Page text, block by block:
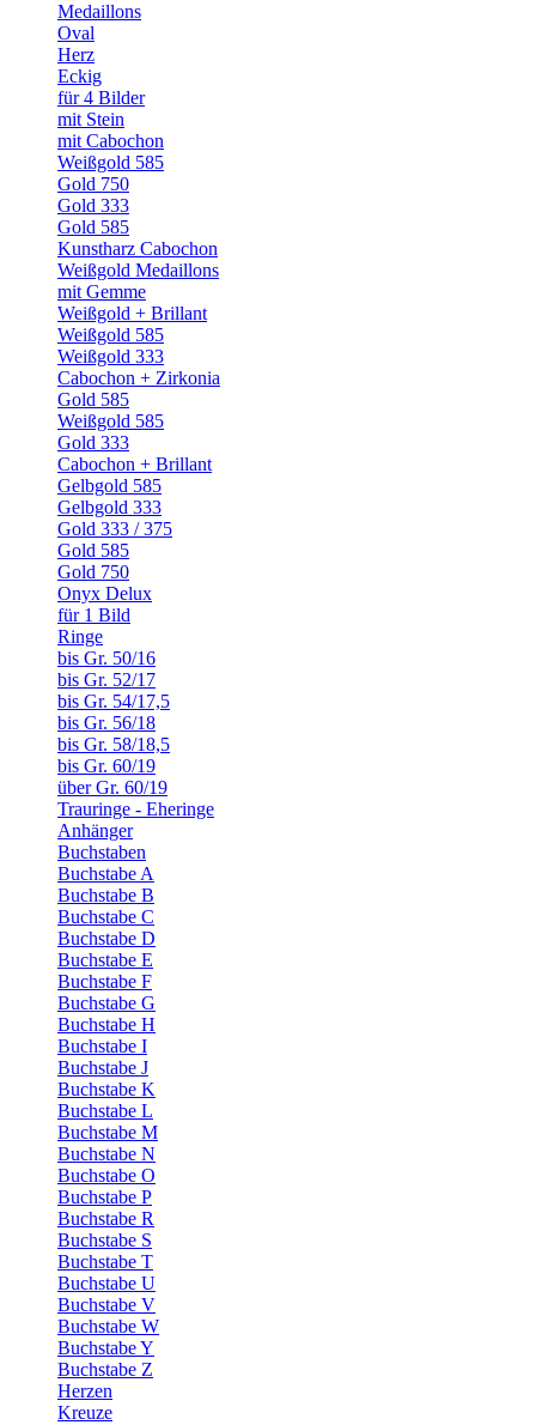
Medaillons
Oval
Herz
Eckig
für 4 Bilder
mit Stein
mit Cabochon
Weißgold 585
Gold 750
Gold 333
Gold 585
Kunstharz Cabochon
Weißgold Medaillons
mit Gemme
Weißgold + Brillant
Weißgold 585
Weißgold 333
Cabochon + Zirkonia
Gold 585
Weißgold 585
Gold 333
Cabochon + Brillant
Gelbgold 585
Gelbgold 333
Gold 333 / 375
Gold 585
Gold 750
Onyx Delux
für 1 Bild
Ringe
bis Gr. 50/16
bis Gr. 52/17
bis Gr. 54/17,5
bis Gr. 56/18
bis Gr. 58/18,5
bis Gr. 60/19
über Gr. 60/19
Trauringe - Eheringe
Anhänger
Buchstaben
Buchstabe A
Buchstabe B
Buchstabe C
Buchstabe D
Buchstabe E
Buchstabe F
Buchstabe G
Buchstabe H
Buchstabe I
Buchstabe J
Buchstabe K
Buchstabe L
Buchstabe M
Buchstabe N
Buchstabe O
Buchstabe P
Buchstabe R
Buchstabe S
Buchstabe T
Buchstabe U
Buchstabe V
Buchstabe W
Buchstabe Y
Buchstabe Z
Herzen
Kreuze